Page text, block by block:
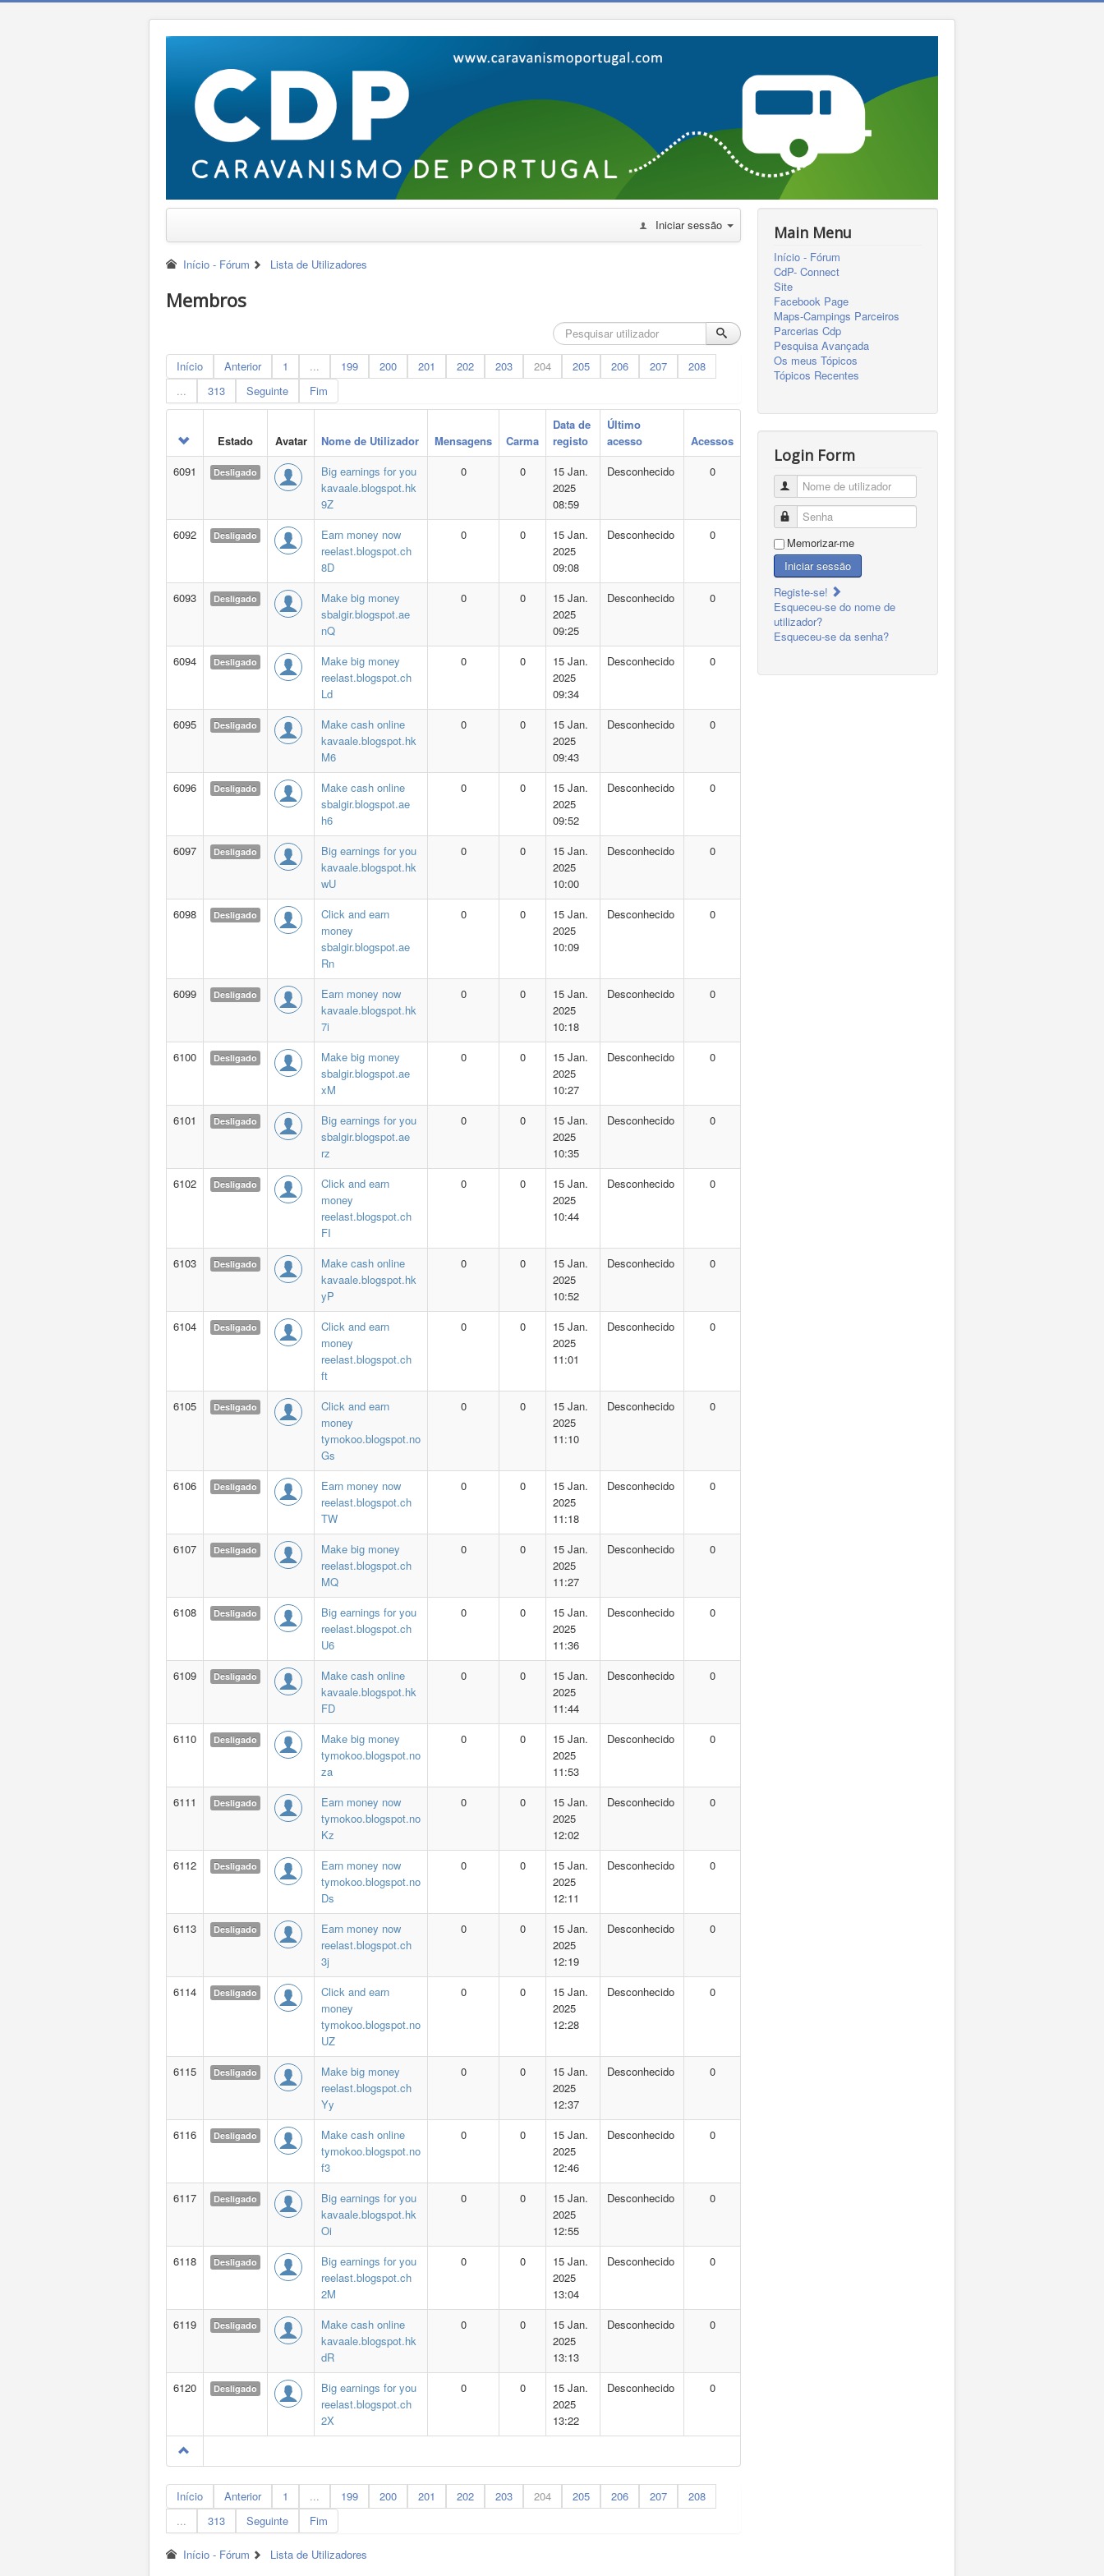
Iniciar sessão
Início - Fórum Lista de Utilizadores
Membros
Início Anterior 1 ... 199 200 201 202 203 204 205 206 207
208
...
313 Seguinte Fim
Estado Avatar Nome de Utilizador Mensagens Carma
Data de
registo
Último
acesso
Acessos
6091
Desligado
Big earnings for you
kavaale.blogspot.hk
9Z
0 0
15 Jan.
2025
08:59
Desconhecido 0
6092 Desligado
Earn money now
reelast.blogspot.ch
8D
0 0
15 Jan.
2025
09:08
Desconhecido 0
6093 Desligado
Make big money
sbalgir.blogspot.ae
nQ
0 0
15 Jan.
2025
09:25
Desconhecido 0
6094 Desligado
Make big money
reelast.blogspot.ch
Ld
0 0
15 Jan.
2025
09:34
Desconhecido 0
6095 Desligado
Make cash online
kavaale.blogspot.hk
M6
0 0
15 Jan.
2025
09:43
Desconhecido 0
6096 Desligado
Make cash online
sbalgir.blogspot.ae
h6
0 0
15 Jan.
2025
09:52
Desconhecido 0
6097 Desligado
Big earnings for you
kavaale.blogspot.hk
wU
0 0
15 Jan.
2025
10:00
Desconhecido 0
6098 Desligado
Click and earn
money
sbalgir.blogspot.ae
Rn
0 0
15 Jan.
2025
10:09
Desconhecido 0
6099 Desligado
Earn money now
kavaale.blogspot.hk
7i
0 0
15 Jan.
2025
10:18
Desconhecido 0
6100 Desligado
Make big money
sbalgir.blogspot.ae
xM
0 0
15 Jan.
2025
10:27
Desconhecido 0
6101 Desligado
Big earnings for you
sbalgir.blogspot.ae
rz
0 0
15 Jan.
2025
10:35
Desconhecido 0
6102 Desligado
Click and earn
money
reelast.blogspot.ch
FI
0 0
15 Jan.
2025
10:44
Desconhecido 0
6103 Desligado
Make cash online
kavaale.blogspot.hk
yP
0 0
15 Jan.
2025
10:52
Desconhecido 0
6104 Desligado
Click and earn
money
reelast.blogspot.ch
ft
0 0
15 Jan.
2025
11:01
Desconhecido 0
6105 Desligado
Click and earn
money
tymokoo.blogspot.no
Gs
0 0
15 Jan.
2025
11:10
Desconhecido 0
6106 Desligado
Earn money now
reelast.blogspot.ch
TW
0 0
15 Jan.
2025
11:18
Desconhecido 0
6107 Desligado
Make big money
reelast.blogspot.ch
MQ
0 0
15 Jan.
2025
11:27
Desconhecido 0
6108 Desligado
Big earnings for you
reelast.blogspot.ch
U6
0 0
15 Jan.
2025
11:36
Desconhecido 0
6109 Desligado
Make cash online
kavaale.blogspot.hk
FD
0 0
15 Jan.
2025
11:44
Desconhecido 0
6110 Desligado
Make big money
tymokoo.blogspot.no
za
0 0
15 Jan.
2025
11:53
Desconhecido 0
6111 Desligado
Earn money now
tymokoo.blogspot.no
Kz
0 0
15 Jan.
2025
12:02
Desconhecido 0
6112 Desligado
Earn money now
tymokoo.blogspot.no
Ds
0 0
15 Jan.
2025
12:11
Desconhecido 0
6113 Desligado
Earn money now
reelast.blogspot.ch
3j
0 0
15 Jan.
2025
12:19
Desconhecido 0
6114 Desligado
Click and earn
money
tymokoo.blogspot.no
UZ
0 0
15 Jan.
2025
12:28
Desconhecido 0
6115 Desligado
Make big money
reelast.blogspot.ch
Yy
0 0
15 Jan.
2025
12:37
Desconhecido 0
6116 Desligado
Make cash online
tymokoo.blogspot.no
f3
0 0
15 Jan.
2025
12:46
Desconhecido 0
6117 Desligado
Big earnings for you
kavaale.blogspot.hk
Oi
0 0
15 Jan.
2025
12:55
Desconhecido 0
6118 Desligado
Big earnings for you
reelast.blogspot.ch
2M
0 0
15 Jan.
2025
13:04
Desconhecido 0
6119 Desligado
Make cash online
kavaale.blogspot.hk
dR
0 0
15 Jan.
2025
13:13
Desconhecido 0
6120 Desligado
Big earnings for you
reelast.blogspot.ch
2X
0 0
15 Jan.
2025
13:22
Desconhecido 0
Início Anterior 1 ... 199 200 201 202 203 204 205 206 207
208
...
313 Seguinte Fim
Início - Fórum Lista de Utilizadores
Main Menu
Início - Fórum
CdP- Connect
Site
Facebook Page
Maps-Campings Parceiros
Parcerias Cdp
Pesquisa Avançada
Os meus Tópicos
Tópicos Recentes
Login Form
Nome de utilizador
Senha
Memorizar-me
Iniciar sessão
Registe-se!
Esqueceu-se do nome de
utilizador?
Esqueceu-se da senha?